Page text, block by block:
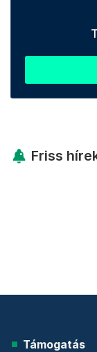
Friss
Támogatás